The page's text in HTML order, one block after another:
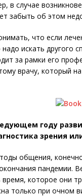
в случае
забыть об этом
что если
искать другого
за рамки его
врачу, который
году
зрения
общения,
пандемии.
которое они
только при очном